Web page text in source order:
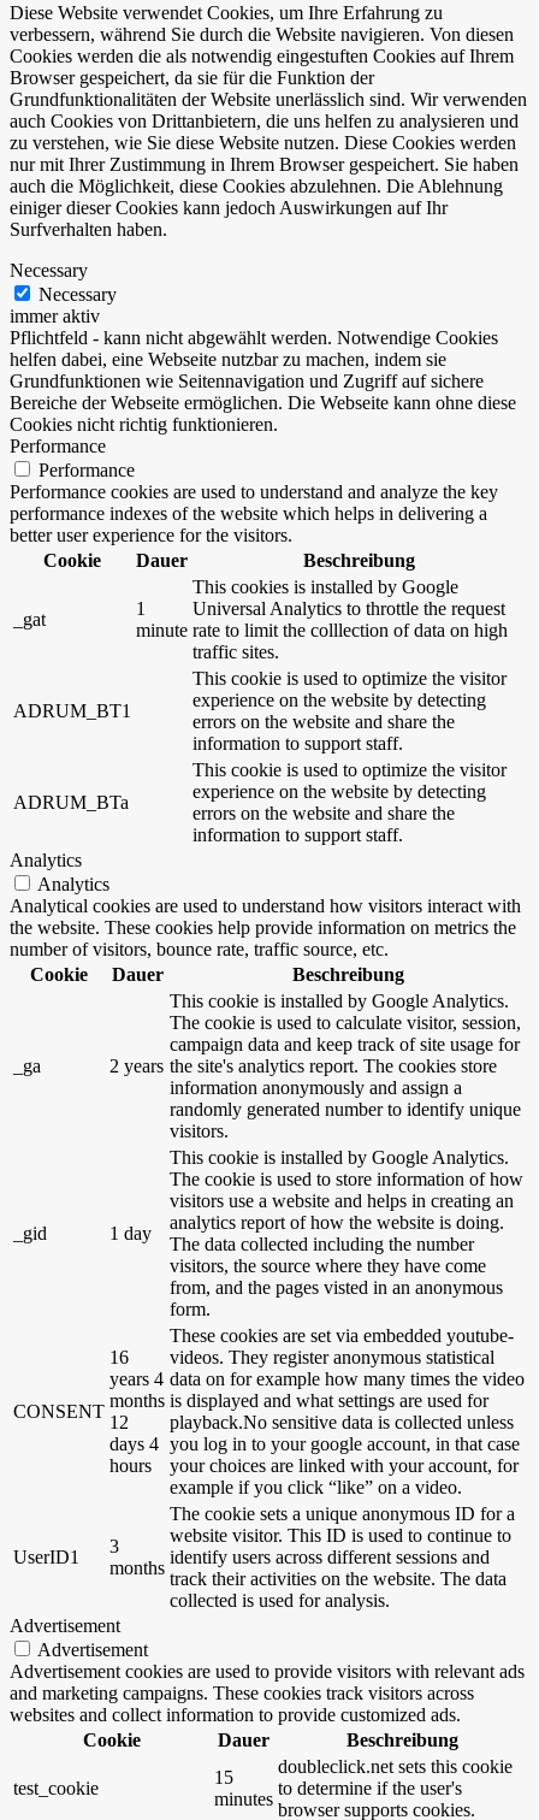
Diese Website verwendet Cookies, um Ihre Erfahrung zu
verbessern, während Sie durch die Website navigieren. Von diesen
Cookies werden die als notwendig eingestuften Cookies auf Ihrem
Browser gespeichert, da sie für die Funktion der
Grundfunktionalitäten der Website unerlässlich sind. Wir verwenden
auch Cookies von Drittanbietern, die uns helfen zu analysieren und
zu verstehen, wie Sie diese Website nutzen. Diese Cookies werden
nur mit Ihrer Zustimmung in Ihrem Browser gespeichert. Sie haben
auch die Möglichkeit, diese Cookies abzulehnen. Die Ablehnung
einiger dieser Cookies kann jedoch Auswirkungen auf Ihr
Surfverhalten haben.
Necessary
Necessary
immer aktiv
Pflichtfeld - kann nicht abgewählt werden. Notwendige Cookies
helfen dabei, eine Webseite nutzbar zu machen, indem sie
Grundfunktionen wie Seitennavigation und Zugriff auf sichere
Bereiche der Webseite ermöglichen. Die Webseite kann ohne diese
Cookies nicht richtig funktionieren.
Performance
Performance
Performance cookies are used to understand and analyze the key
performance indexes of the website which helps in delivering a
better user experience for the visitors.
Cookie
Dauer Beschreibung
_gat
1
minute
This cookies is installed by Google
Universal Analytics to throttle the request
rate to limit the colllection of data on high
traffic sites.
ADRUM_BT1
This cookie is used to optimize the visitor
experience on the website by detecting
errors on the website and share the
information to support staff.
ADRUM_BTa
This cookie is used to optimize the visitor
experience on the website by detecting
errors on the website and share the
information to support staff.
Analytics
Analytics
Analytical cookies are used to understand how visitors interact with
the website. These cookies help provide information on metrics the
number of visitors, bounce rate, traffic source, etc.
Cookie
Dauer Beschreibung
_ga 2 years
This cookie is installed by Google Analytics.
The cookie is used to calculate visitor, session,
campaign data and keep track of site usage for
the site's analytics report. The cookies store
information anonymously and assign a
randomly generated number to identify unique
visitors.
_gid 1 day
This cookie is installed by Google Analytics.
The cookie is used to store information of how
visitors use a website and helps in creating an
analytics report of how the website is doing.
The data collected including the number
visitors, the source where they have come
from, and the pages visted in an anonymous
form.
CONSENT
16
years 4
months
12
days 4
hours
These cookies are set via embedded youtube-
videos. They register anonymous statistical
data on for example how many times the video
is displayed and what settings are used for
playback.No sensitive data is collected unless
you log in to your google account, in that case
your choices are linked with your account, for
example if you click “like” on a video.
UserID1
3
months
The cookie sets a unique anonymous ID for a
website visitor. This ID is used to continue to
identify users across different sessions and
track their activities on the website. The data
collected is used for analysis.
Advertisement
Advertisement
Advertisement cookies are used to provide visitors with relevant ads
and marketing campaigns. These cookies track visitors across
websites and collect information to provide customized ads.
Cookie
Dauer Beschreibung
test_cookie
15
minutes
doubleclick.net sets this cookie
to determine if the user's
browser supports cookies.